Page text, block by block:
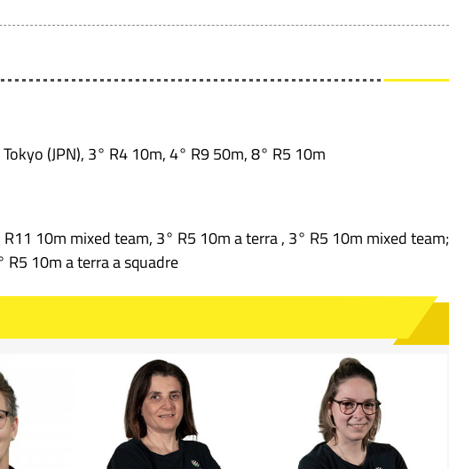
(JPN), 3° R4 10m, 4° R9 50m, 8° R5 10m
10m mixed team, 3° R5 10m a terra , 3° R5 10m mixed team;
R5 10m a terra a squadre